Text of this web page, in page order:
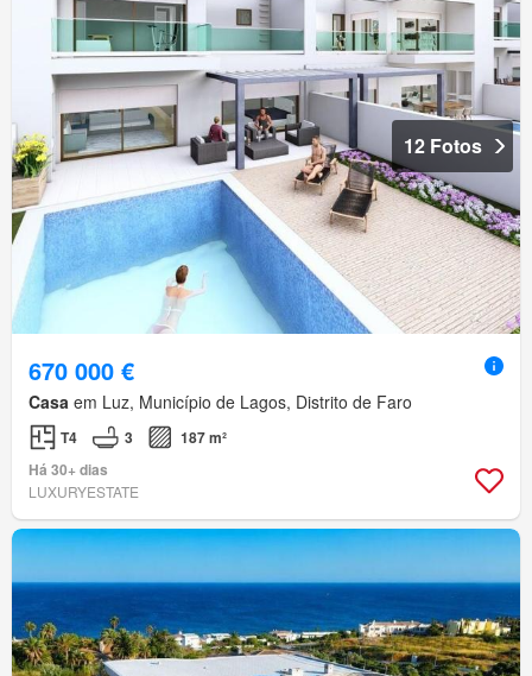
12 Fotos
670 000 €
Casa em Luz, Município de Lagos, Distrito de Faro
T4 3
187 m²
Há 30+ dias
LUXURYESTATE